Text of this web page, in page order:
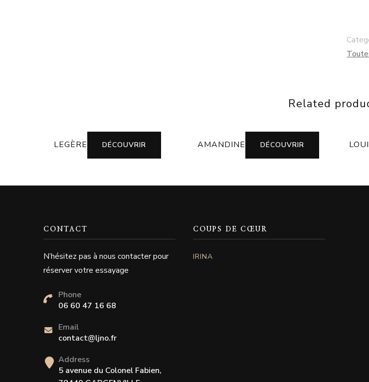
Related
LEGÈRE DÉCOUVRIR AMANDINE DÉCOUVRIR
CONTACT
N’hésitez pas à nous contacter pour
réserver votre essayage
Phone
06 60 47 16 68
Email
contact@ljno.fr
Address
5 avenue du Colonel Fabien,
COUPS DE CŒUR
IRINA